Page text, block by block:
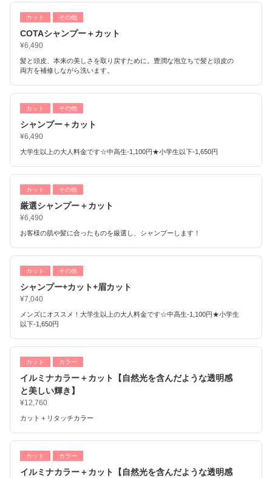
カット その他
COTAシャンプー＋カット
¥6,490
髪と頭皮、本来の美しさを取り戻すために。豊潤な泡立ちで髪と頭皮の
両方を補修しながら洗います。
カット その他
シャンプー＋カット
¥6,490
大学生以上の大人料金です☆中高生-1,100円★小学生以下-1,650円
カット その他
厳選シャンプー＋カット
¥6,490
お客様の肌や髪に合ったものを厳選し、シャンプーします！
カット その他
シャンプー+カット+眉カット
¥7,040
メンズにオススメ！大学生以上の大人料金です☆中高生-1,100円★小学生
以下-1,650円
カット カラー
イルミナカラー＋カット【自然光を含んだような透明感
と美しい輝き】
¥12,760
カット＋リタッチカラー
カット カラー
イルミナカラー＋カット【自然光を含んだような透明感